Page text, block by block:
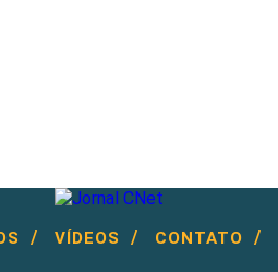
/ VÍDEOS / CONTATO /